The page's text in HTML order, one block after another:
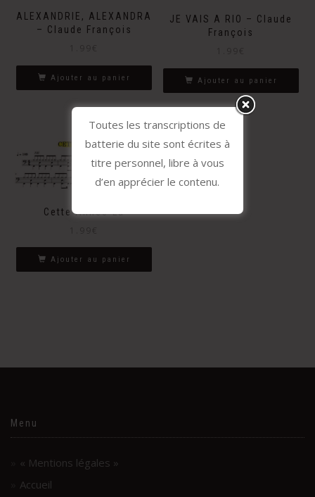
ALEXANDRIE, ALEXANDRA
– Claude François
Ajouter au panier
JE VAIS A RIO – Claude
François
Ajouter au panier
Cette Année-Là
Ajouter au panier
Menu
« Mentions légales »
Accueil
Toutes les transcriptions de
batterie du site sont écrites à
titre personnel, libre à vous
d’en apprécier le contenu.